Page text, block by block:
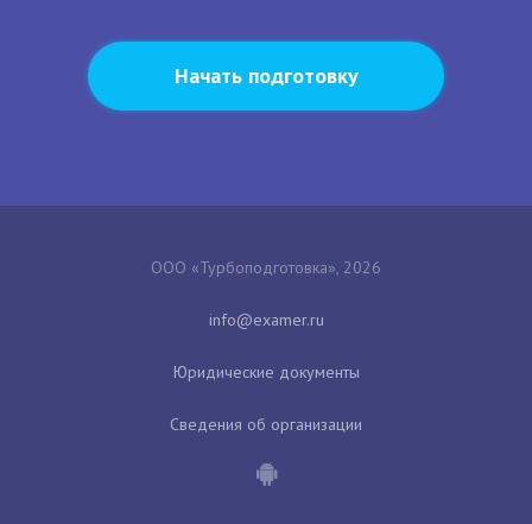
Начать подготовку
ООО «Турбоподготовка», 2026
Юридические документы
Сведения об организации